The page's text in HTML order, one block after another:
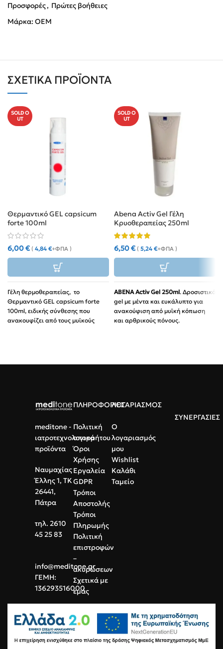
Προσφορές, Πρώτες βοήθειες
Μάρκα: OEM
ΣΧΕΤΙΚΆ ΠΡΟΪΌΝΤΑ
SOLD O
UT
Θερμαντικό GEL capsicum
forte 100ml
6,00€ ( 4,84 €+ΦΠΑ )
Γέλη θερμοθεραπείας, το
Θερμαντικό GEL capsicum forte
100ml, ειδικής σύνθεσης που
ανακουφίζει από τους μυϊκούς
και γενικά για χρήση μετά από
μέση, αυχένα, γόνατα και αγκώνες.
SOLD O
UT
Abena Activ Gel Γέλη
Κρυοθεραπείας 250ml
6,50€ ( 5,24 €+ΦΠΑ )
ABENA Activ Gel 250ml. Δροσιστικό
gel με μέντα και ευκάλυπτο για
ανακούφιση από μυϊκή κόπωση
και αρθρικούς πόνους.
χρωστικές.
meditone -
ιατροτεχνολογικά
προϊόντα
Ναυμαχίας
Έλλης 1, ΤΚ
26441,
Πάτρα
τηλ. 2610
45 25 83
info@meditone.gr
ΓΕΜΗ:
136293516000
ΠΛΗΡΟΦΟΡΙΕΣ
Πολιτική
απορρήτου
Όροι
Χρήσης
Εργαλεία
GDPR
Τρόποι
Αποστολής
Τρόποι
Πληρωμής
Πολιτική
επιστροφών
–
ακυρώσεων
Σχετικά με
εμάς
ΛΟΓΑΡΙΑΣΜΟΣ
Ο
λογαριασμός
μου
Wishlist
Καλάθι
Ταμείο
ΣΥΝΕΡΓΑΣΙΕΣ